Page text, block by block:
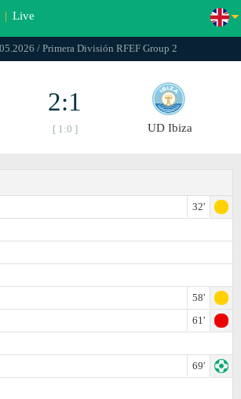
| Live
/ Primera División RFEF Group 2
2:1
[ 1:0 ] UD Ibiza
32'
58'
61'
69'